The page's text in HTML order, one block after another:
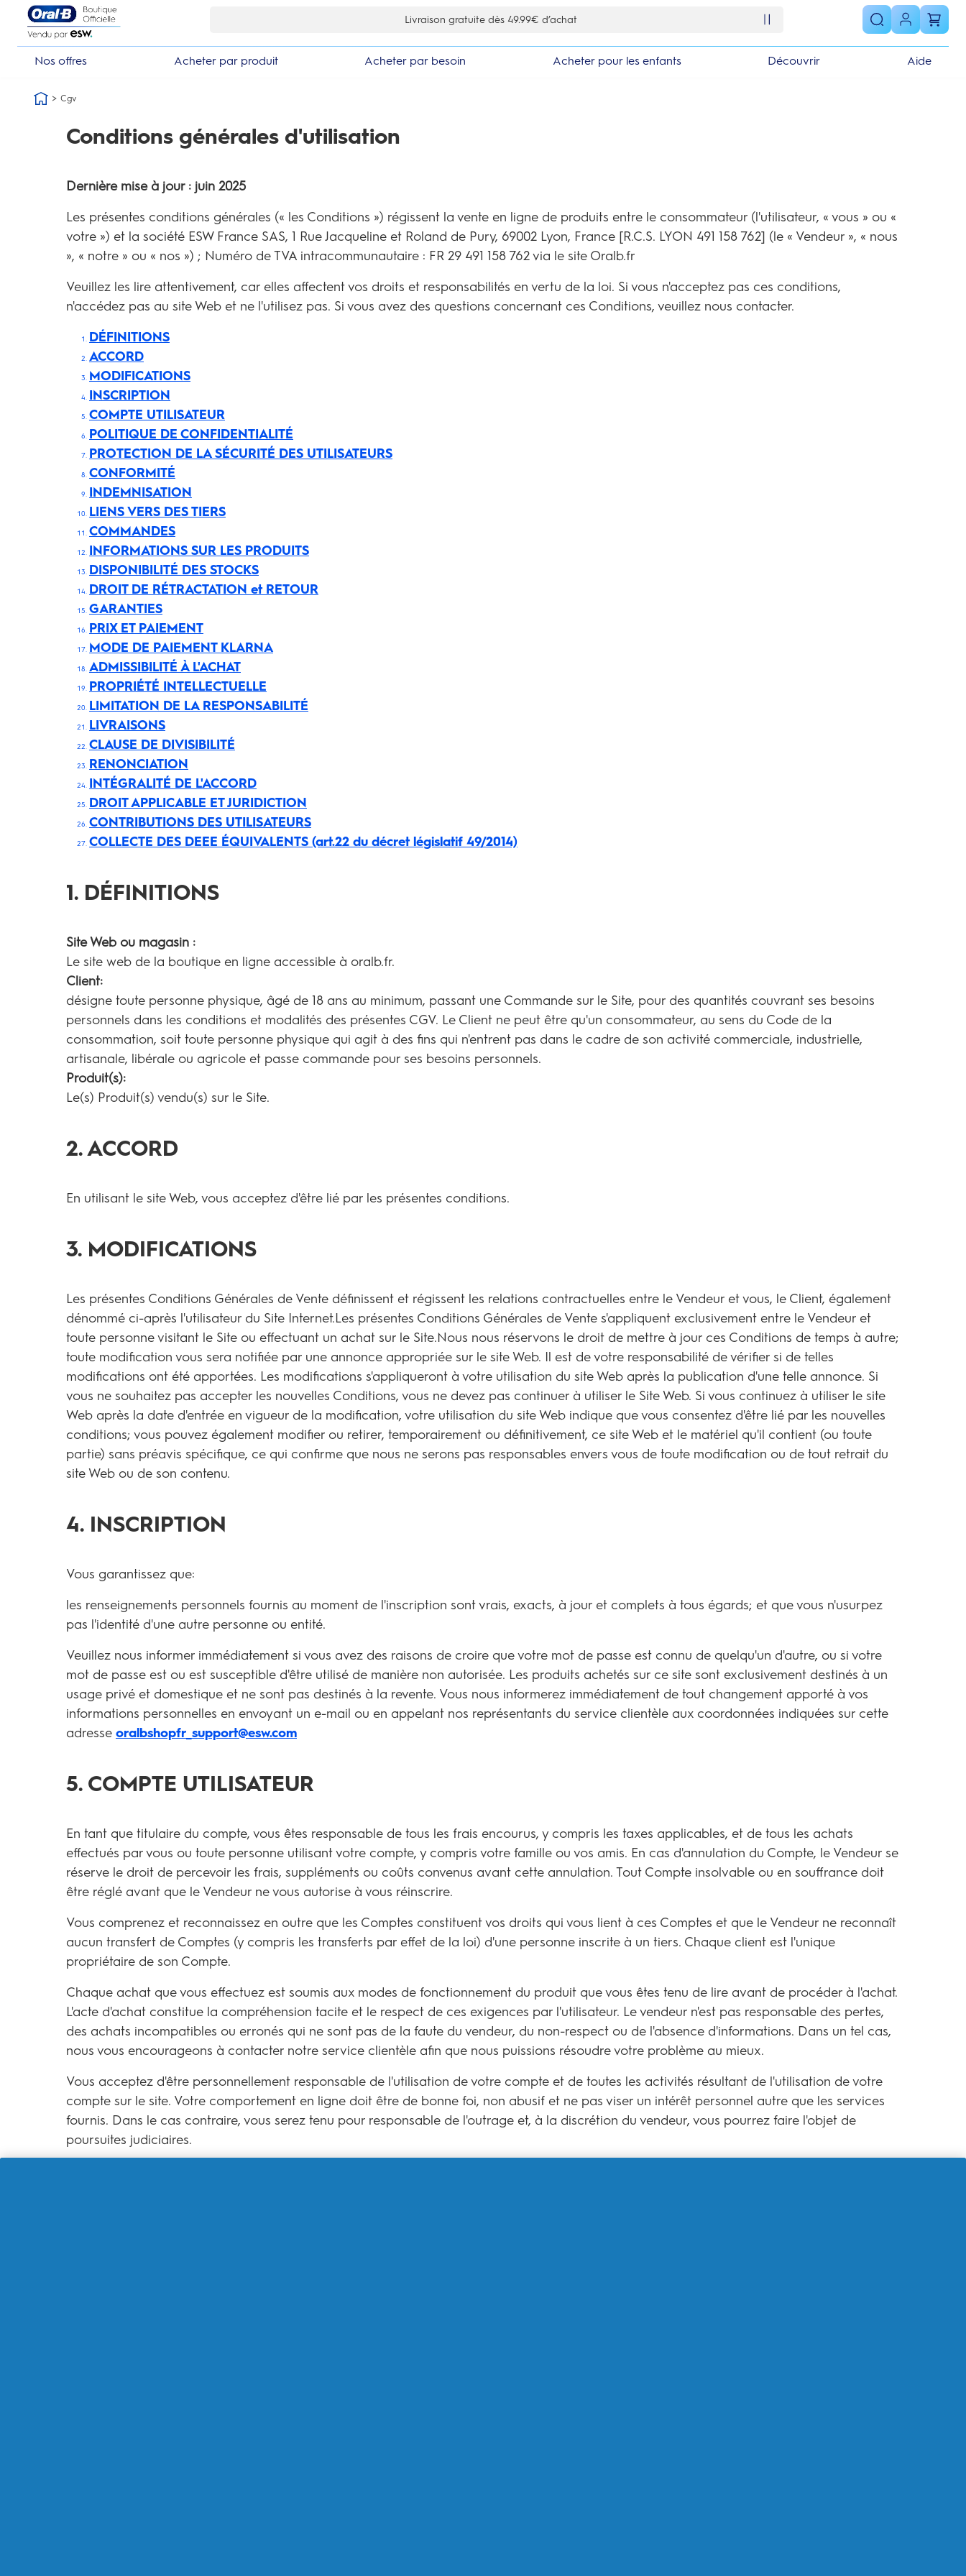
Skip Navigation1
Livraison gratuite dès 49.99€ d’achat
Nos offres Acheter par produit Acheter par besoin Acheter pour les enfants Découvrir Aide
Cgv
Conditions générales d'utilisation
Dernière mise à jour : juin 2025
Les présentes conditions générales (« les Conditions ») régissent la vente en ligne de produits entre le consommateur (l'utilisateur, « vous » ou «
votre ») et la société ESW France SAS, 1 Rue Jacqueline et Roland de Pury, 69002 Lyon, France [R.C.S. LYON 491 158 762] (le « Vendeur », « nous
», « notre » ou « nos ») ; Numéro de TVA intracommunautaire : FR 29 491 158 762 via le site Oralb.fr
Veuillez les lire attentivement, car elles affectent vos droits et responsabilités en vertu de la loi. Si vous n'acceptez pas ces conditions,
n'accédez pas au site Web et ne l'utilisez pas. Si vous avez des questions concernant ces Conditions, veuillez nous contacter.
DÉFINITIONS
ACCORD
MODIFICATIONS
INSCRIPTION
COMPTE UTILISATEUR
POLITIQUE DE CONFIDENTIALITÉ
PROTECTION DE LA SÉCURITÉ DES UTILISATEURS
CONFORMITÉ
INDEMNISATION
LIENS VERS DES TIERS
COMMANDES
INFORMATIONS SUR LES PRODUITS
DISPONIBILITÉ DES STOCKS
DROIT DE RÉTRACTATION et RETOUR
GARANTIES
PRIX ET PAIEMENT
MODE DE PAIEMENT KLARNA
ADMISSIBILITÉ À L'ACHAT
PROPRIÉTÉ INTELLECTUELLE
LIMITATION DE LA RESPONSABILITÉ
LIVRAISONS
CLAUSE DE DIVISIBILITÉ
RENONCIATION
INTÉGRALITÉ DE L'ACCORD
DROIT APPLICABLE ET JURIDICTION
CONTRIBUTIONS DES UTILISATEURS
COLLECTE DES DEEE ÉQUIVALENTS (art.22 du décret législatif 49/2014)
1. DÉFINITIONS
Site Web ou magasin :
Le site web de la boutique en ligne accessible à oralb.fr.
Client:
désigne toute personne physique, âgé de 18 ans au minimum, passant une Commande sur le Site, pour des quantités couvrant ses besoins
personnels dans les conditions et modalités des présentes CGV. Le Client ne peut être qu'un consommateur, au sens du Code de la
consommation, soit toute personne physique qui agit à des fins qui n'entrent pas dans le cadre de son activité commerciale, industrielle,
artisanale, libérale ou agricole et passe commande pour ses besoins personnels.
Produit(s):
Le(s) Produit(s) vendu(s) sur le Site.
2. ACCORD
En utilisant le site Web, vous acceptez d'être lié par les présentes conditions.
3. MODIFICATIONS
Les présentes Conditions Générales de Vente définissent et régissent les relations contractuelles entre le Vendeur et vous, le Client, également
dénommé ci-après l'utilisateur du Site Internet.Les présentes Conditions Générales de Vente s'appliquent exclusivement entre le Vendeur et
toute personne visitant le Site ou effectuant un achat sur le Site.Nous nous réservons le droit de mettre à jour ces Conditions de temps à autre;
toute modification vous sera notifiée par une annonce appropriée sur le site Web. Il est de votre responsabilité de vérifier si de telles
modifications ont été apportées. Les modifications s'appliqueront à votre utilisation du site Web après la publication d'une telle annonce. Si
vous ne souhaitez pas accepter les nouvelles Conditions, vous ne devez pas continuer à utiliser le Site Web. Si vous continuez à utiliser le site
Web après la date d'entrée en vigueur de la modification, votre utilisation du site Web indique que vous consentez d'être lié par les nouvelles
conditions; vous pouvez également modifier ou retirer, temporairement ou définitivement, ce site Web et le matériel qu'il contient (ou toute
partie) sans préavis spécifique, ce qui confirme que nous ne serons pas responsables envers vous de toute modification ou de tout retrait du
site Web ou de son contenu.
4. INSCRIPTION
Vous garantissez que:
les renseignements personnels fournis au moment de l'inscription sont vrais, exacts, à jour et complets à tous égards; et que vous n'usurpez
pas l'identité d'une autre personne ou entité.
Veuillez nous informer immédiatement si vous avez des raisons de croire que votre mot de passe est connu de quelqu'un d'autre, ou si votre
mot de passe est ou est susceptible d'être utilisé de manière non autorisée. Les produits achetés sur ce site sont exclusivement destinés à un
usage privé et domestique et ne sont pas destinés à la revente. Vous nous informerez immédiatement de tout changement apporté à vos
informations personnelles en envoyant un e-mail ou en appelant nos représentants du service clientèle aux coordonnées indiquées sur cette
adresse oralbshopfr_support@esw.com
5. COMPTE UTILISATEUR
En tant que titulaire du compte, vous êtes responsable de tous les frais encourus, y compris les taxes applicables, et de tous les achats
effectués par vous ou toute personne utilisant votre compte, y compris votre famille ou vos amis. En cas d'annulation du Compte, le Vendeur se
réserve le droit de percevoir les frais, suppléments ou coûts convenus avant cette annulation. Tout Compte insolvable ou en souffrance doit
être réglé avant que le Vendeur ne vous autorise à vous réinscrire.
Vous comprenez et reconnaissez en outre que les Comptes constituent vos droits qui vous lient à ces Comptes et que le Vendeur ne reconnaît
aucun transfert de Comptes (y compris les transferts par effet de la loi) d'une personne inscrite à un tiers. Chaque client est l'unique
propriétaire de son Compte.
Chaque achat que vous effectuez est soumis aux modes de fonctionnement du produit que vous êtes tenu de lire avant de procéder à l'achat.
L'acte d'achat constitue la compréhension tacite et le respect de ces exigences par l'utilisateur. Le vendeur n'est pas responsable des pertes,
des achats incompatibles ou erronés qui ne sont pas de la faute du vendeur, du non-respect ou de l'absence d'informations. Dans un tel cas,
nous vous encourageons à contacter notre service clientèle afin que nous puissions résoudre votre problème au mieux.
Vous acceptez d'être personnellement responsable de l'utilisation de votre compte et de toutes les activités résultant de l'utilisation de votre
compte sur le site. Votre comportement en ligne doit être de bonne foi, non abusif et ne pas viser un intérêt personnel autre que les services
fournis. Dans le cas contraire, vous serez tenu pour responsable de l'outrage et, à la discrétion du vendeur, vous pourrez faire l'objet de
poursuites judiciaires.